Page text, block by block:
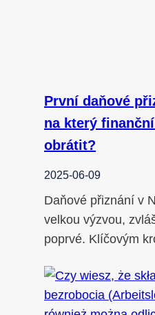
První daňové
na který
obrátit?
2025-06-09
Daňové přiznání v
velkou výzvou,
poprvé. Klíčovým